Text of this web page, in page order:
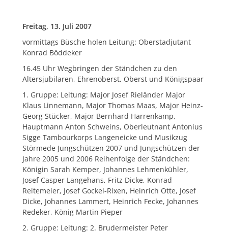
Freitag, 13. Juli 2007
vormittags Büsche holen Leitung: Oberstadjutant
Konrad Böddeker
16.45 Uhr Wegbringen der Ständchen zu den
Altersjubilaren, Ehrenoberst, Oberst und Königspaar
1. Gruppe: Leitung: Major Josef Rieländer Major
Klaus Linnemann, Major Thomas Maas, Major Heinz-
Georg Stücker, Major Bernhard Harrenkamp,
Hauptmann Anton Schweins, Oberleutnant Antonius
Sigge Tambourkorps Langeneicke und Musikzug
Störmede Jungschützen 2007 und Jungschützen der
Jahre 2005 und 2006 Reihenfolge der Ständchen:
Königin Sarah Kemper, Johannes Lehmenkühler,
Josef Casper Langehans, Fritz Dicke, Konrad
Reitemeier, Josef Gockel-Rixen, Heinrich Otte, Josef
Dicke, Johannes Lammert, Heinrich Fecke, Johannes
Redeker, König Martin Pieper
2. Gruppe: Leitung: 2. Brudermeister Peter